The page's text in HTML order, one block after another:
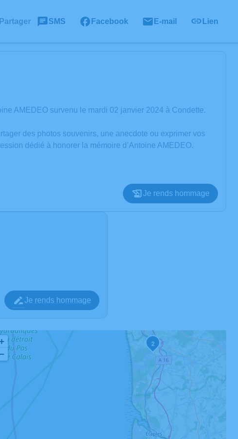
Partager SMS Facebook E-mail Lien
AMEDEO survenu le mardi 02 janvier 2024 à Condette.
des photos souvenirs, une anecdote ou exprimer vos
dédié à honorer la mémoire d’Antoine AMEDEO.
Je rends hommage
Je rends hommage
2